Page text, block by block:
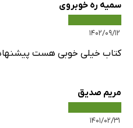
سمیه ره خوبروی
۱۴۰۲/۰۹/۱۲
کتاب خیلی خوبی هست
مریم صدیق
۱۴۰۱/۰۲/۳۱